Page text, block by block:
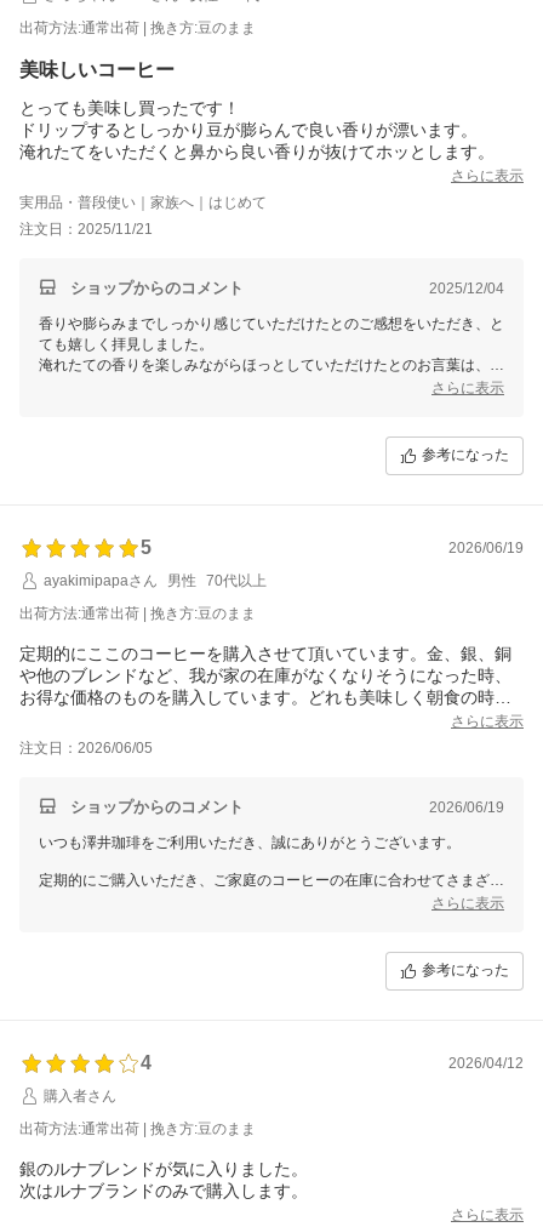
出荷方法:通常出荷 | 挽き方:豆のまま
美味しいコーヒー
とっても美味し買ったです！
ドリップするとしっかり豆が膨らんで良い香りが漂います。
淹れたてをいただくと鼻から良い香りが抜けてホッとします。
さらに表示
実用品・普段使い｜家族へ｜はじめて
注文日：2025/11/21
ショップからのコメント 2025/12/04
香りや膨らみまでしっかり感じていただけたとのご感想をいただき、と
ても嬉しく拝見しました。
淹れたての香りを楽しみながらほっとしていただけたとのお言葉は、私
より豊かな香りと味わいをお楽しみいただけるよう工夫を重ね、美味し
さらに表示
参考になった
5
2026/06/19
ayakimipapaさん
男性
70代以上
出荷方法:通常出荷 | 挽き方:豆のまま
定期的にここのコーヒーを購入させて頂いています。金、銀、銅
や他のブレンドなど、我が家の在庫がなくなりそうになった時、
お得な価格のものを購入しています。どれも美味しく朝食の時に
さらに表示
注文日：2026/06/05
ショップからのコメント 2026/06/19
いつも澤井珈琲をご利用いただき、誠にありがとうございます。
定期的にご購入いただき、ご家庭のコーヒーの在庫に合わせてさまざま
な商品をお楽しみいただいているとのこと、心より感謝申し上げます。
長くご利用くださるお客様のお言葉は、スタッフ一同にとって大きな励
さらに表示
参考になった
4
2026/04/12
購入者さん
出荷方法:通常出荷 | 挽き方:豆のまま
銀のルナブレンドが気に入りました。
次はルナブランドのみで購入します。
さらに表示